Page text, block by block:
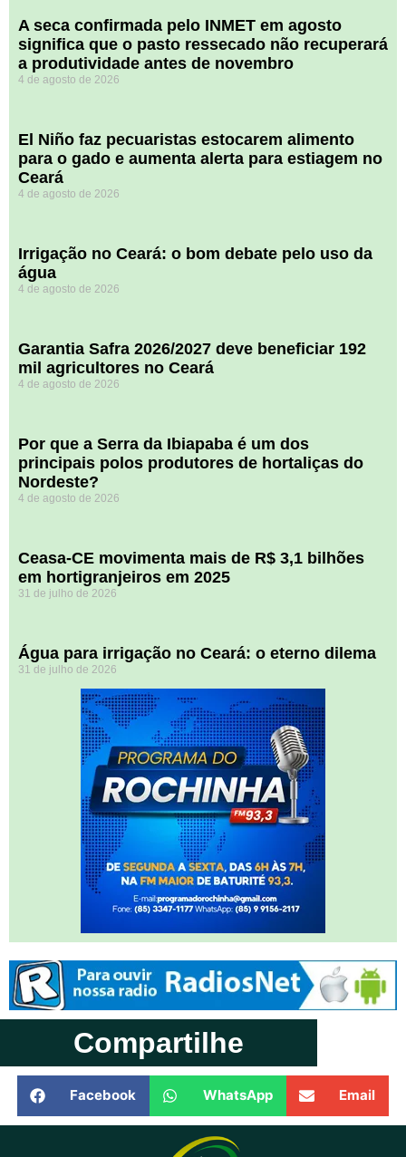
A seca confirmada pelo INMET em agosto
significa que o pasto ressecado não recuperará
a produtividade antes de novembro
4 de agosto de 2026
El Niño faz pecuaristas estocarem alimento
para o gado e aumenta alerta para estiagem no
Ceará
4 de agosto de 2026
Irrigação no Ceará: o bom debate pelo uso da
água
4 de agosto de 2026
Garantia Safra 2026/2027 deve beneficiar 192
mil agricultores no Ceará
4 de agosto de 2026
Por que a Serra da Ibiapaba é um dos
principais polos produtores de hortaliças do
Nordeste?
4 de agosto de 2026
Ceasa-CE movimenta mais de R$ 3,1 bilhões
em hortigranjeiros em 2025
31 de julho de 2026
Água para irrigação no Ceará: o eterno dilema
31 de julho de 2026
Compartilhe
Facebook WhatsApp Email